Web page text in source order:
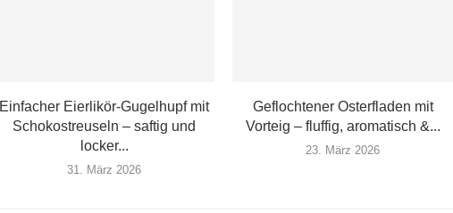
Einfacher Eierlikör-Gugelhupf mit
Schokostreuseln – saftig und
locker...
31. März 2026
Geflochtener Osterfladen mit
Vorteig – fluffig, aromatisch &...
23. März 2026